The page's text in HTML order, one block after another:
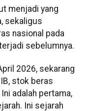
menjadi yang
sekaligus
nasional pada
sebelumnya.
2026, sekarang
stok beras
adalah pertama,
Ini sejarah